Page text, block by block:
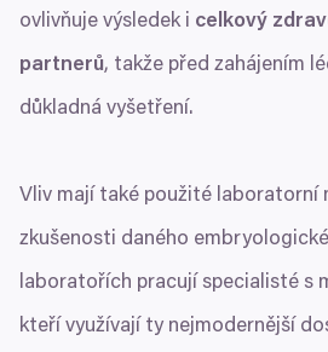
ovlivňuje výsledek i celkový
partnerů, takže před zahájením
důkladná vyšetření.
Vliv mají také použité laboratorní
zkušenosti daného
laboratořích pracují specialisté s
kteří využívají ty nejmodernější